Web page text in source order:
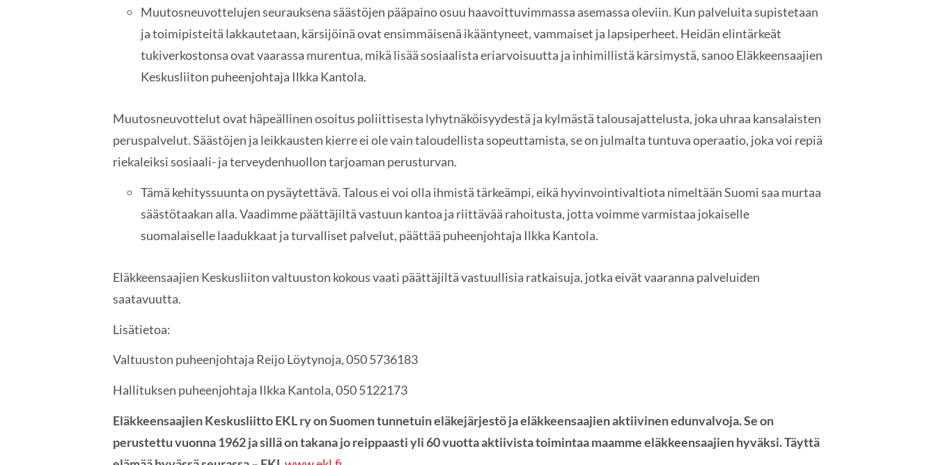
Muutosneuvottelujen seurauksena säästöjen pääpaino osuu haavoittuvimmassa asemassa oleviin. Kun palveluita supistetaan
ja toimipisteitä lakkautetaan, kärsijöinä ovat ensimmäisenä ikääntyneet, vammaiset ja lapsiperheet. Heidän elintärkeät
tukiverkostonsa ovat vaarassa murentua, mikä lisää sosiaalista eriarvoisuutta ja inhimillistä kärsimystä, sanoo Eläkkeensaajien
Keskusliiton puheenjohtaja Ilkka Kantola.
Muutosneuvottelut ovat häpeällinen osoitus poliittisesta lyhytnäköisyydestä ja kylmästä talousajattelusta, joka uhraa kansalaisten
peruspalvelut. Säästöjen ja leikkausten kierre ei ole vain taloudellista sopeuttamista, se on julmalta tuntuva operaatio, joka voi repiä
riekaleiksi sosiaali- ja terveydenhuollon tarjoaman perusturvan.
Tämä kehityssuunta on pysäytettävä. Talous ei voi olla ihmistä tärkeämpi, eikä hyvinvointivaltiota nimeltään Suomi saa murtaa
säästötaakan alla. Vaadimme päättäjiltä vastuun kantoa ja riittävää rahoitusta, jotta voimme varmistaa jokaiselle
suomalaiselle laadukkaat ja turvalliset palvelut, päättää puheenjohtaja Ilkka Kantola.
Eläkkeensaajien Keskusliiton valtuuston kokous vaati päättäjiltä vastuullisia ratkaisuja, jotka eivät vaaranna palveluiden
saatavuutta.
Lisätietoa:
Valtuuston puheenjohtaja Reijo Löytynoja, 050 5736183
Hallituksen puheenjohtaja Ilkka Kantola, 050 5122173
Eläkkeensaajien Keskusliitto EKL ry on Suomen tunnetuin eläkejärjestö ja eläkkeensaajien aktiivinen edunvalvoja. Se on
perustettu vuonna 1962 ja sillä on takana jo reippaasti yli 60 vuotta aktiivista toimintaa maamme eläkkeensaajien hyväksi. Täyttä